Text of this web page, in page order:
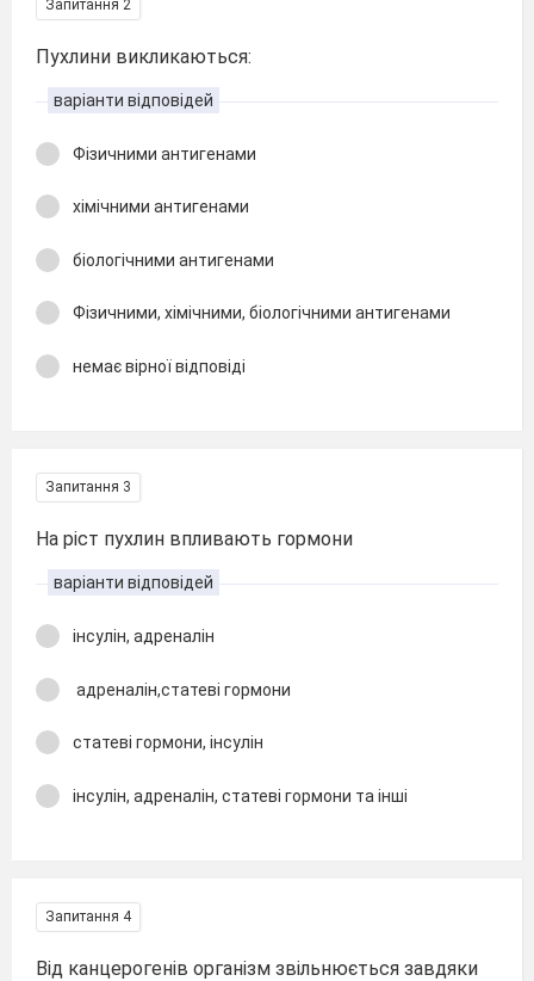
Запитання 2
Пухлини викликаються:
варіанти відповідей
Фізичними антигенами
хімічними антигенами
біологічними антигенами
Фізичними, хімічними, біологічними антигенами
немає вірної відповіді
Запитання 3
На ріст пухлин впливають гормони
варіанти відповідей
інсулін, адреналін
адреналін,статеві гормони
статеві гормони, інсулін
інсулін, адреналін, статеві гормони та інші
Запитання 4
Від канцерогенів організм звільнюється завдяки